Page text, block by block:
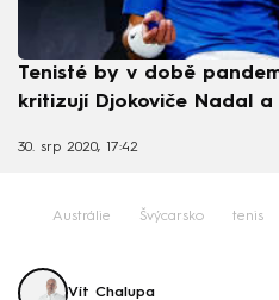
Tenisté by v době
kritizují Djokoviče Nadal a
30. srp 2020, 17:42
Austrálie Švýcarsko tenis
Vít Chalupa